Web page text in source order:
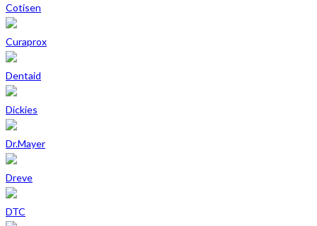
Cotisen
Curaprox
Dentaid
Dickies
Dr.Mayer
Dreve
DTC